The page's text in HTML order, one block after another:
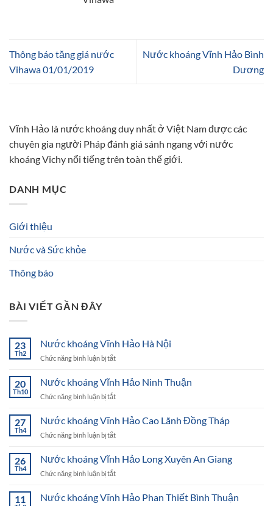
Thông báo tăng giá nước
Vihawa 01/01/2019
Nước khoáng Vĩnh Hảo Bình
Dương
Vĩnh Hảo là nước khoáng duy nhất ở Việt Nam được các
chuyên gia người Pháp đánh giá sánh ngang với nước
khoáng Vichy nổi tiếng trên toàn thế giới.
DANH MỤC
Giới thiệu
Nước và Sức khỏe
Thông báo
BÀI VIẾT GẦN ĐÂY
23
Th2
Nước khoáng Vĩnh Hảo Hà Nội
Chức năng bình luận bị tắtở
khoáng
Hảo
Nội
20
Th10
Nước khoáng Vĩnh Hảo Ninh Thuận
Chức năng bình luận bị tắtở
khoáng
Hảo
Thuận
27
Th4
Nước khoáng Vĩnh Hảo Cao Lãnh Đồng Tháp
Chức năng bình luận bị tắtở
khoáng
Hảo
Lãnh
26
Th4
Nước khoáng Vĩnh Hảo Long Xuyên An Giang
Chức năng bình luận bị tắtở
khoáng
11 Nước khoáng Vĩnh Hảo Phan Thiết Bình Thuận